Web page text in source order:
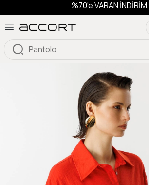
%70'e VARAN İNDİRİM